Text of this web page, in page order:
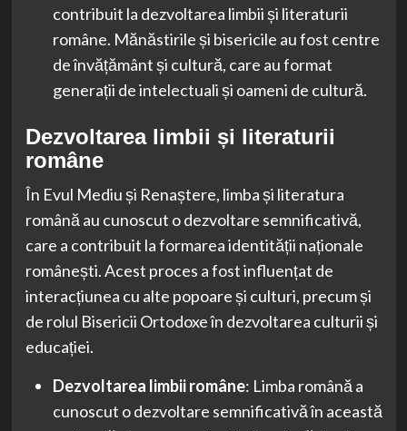
contribuit la dezvoltarea limbii și literaturii
române. Mănăstirile și bisericile au fost centre
de învățământ și cultură, care au format
generații de intelectuali și oameni de cultură.
Dezvoltarea limbii și literaturii
române
În Evul Mediu și Renaștere, limba și literatura
română au cunoscut o dezvoltare semnificativă,
care a contribuit la formarea identității naționale
românești. Acest proces a fost influențat de
interacțiunea cu alte popoare și culturi, precum și
de rolul Bisericii Ortodoxe în dezvoltarea culturii și
educației.
Dezvoltarea limbii române: Limba română a
cunoscut o dezvoltare semnificativă în această